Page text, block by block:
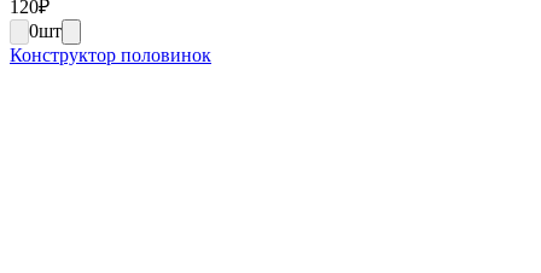
120₽
0шт
Конструктор половинок